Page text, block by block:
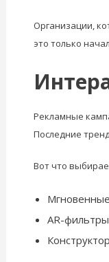
Организации,
это только
Рекламные
Последние
Вот что
AR-